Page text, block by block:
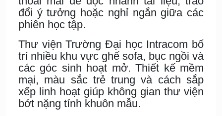
đổi ý tưởng hoặc nghỉ ngắn giữa các
phiên học tập.
Thư viện Trường Đại học Intracom bố
trí nhiều khu vực ghế sofa, bục ngồi và
các góc sinh hoạt mở. Thiết kế mềm
mại, màu sắc trẻ trung và cách sắp
xếp linh hoạt giúp không gian thư viện
bớt nặng tính khuôn mẫu.